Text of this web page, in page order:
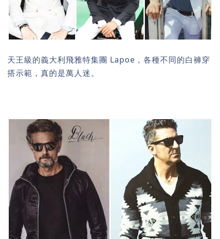
天王級的義大利飛雅特集團 Lapoe，各種不同的白褲穿
搭示範，真的是萬人迷。